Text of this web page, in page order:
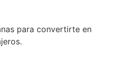
para convertirte en